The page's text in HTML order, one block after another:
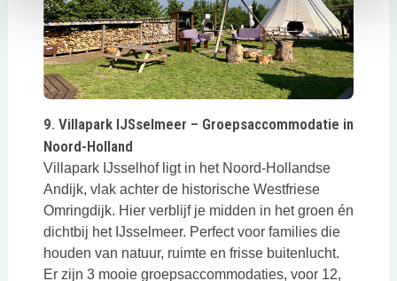
9. Villapark IJSselmeer – Groepsaccommodatie in
Noord-Holland
Villapark IJsselhof ligt in het Noord-Hollandse
Andijk, vlak achter de historische Westfriese
Omringdijk. Hier verblijf je midden in het groen én
dichtbij het IJsselmeer. Perfect voor families die
houden van natuur, ruimte en frisse buitenlucht.
Er zijn 3 mooie groepsaccommodaties, voor 12,